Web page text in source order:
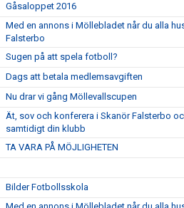
Gåsaloppet 2016
Med en annons i Möllebladet når du alla
Falsterbo
Sugen på att spela fotboll?
Dags att betala medlemsavgiften
Nu drar vi gång Möllevallscupen
Ät, sov och konferera i Skanör Falsterbo
samtidigt din klubb
TA VARA PÅ MÖJLIGHETEN
Bilder Fotbollsskola